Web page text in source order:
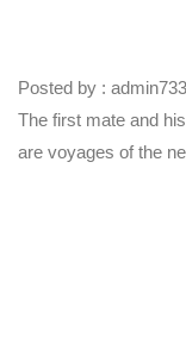
Posted by :
The first mate and
are voyages of the